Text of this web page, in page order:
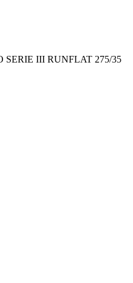
SERIE III RUNFLAT 275/35